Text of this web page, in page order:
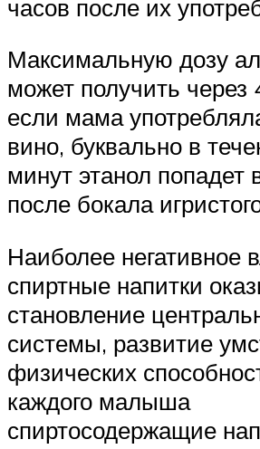
часов после их
Максимальную дозу
может получить
если мама
вино, буквально в
минут этанол попадет
после бокала
Наиболее негативное
спиртные напитки
становление
системы, развитие
физических
каждого малыша
спиртосодержащие